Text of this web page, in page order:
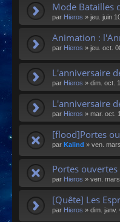
Mode Batailles
par Hieros » jeu. juin
Animation :
par Hieros » jeu. oct.
L'anniversaire
par Hieros » dim. oct.
L'anniversaire
par Hieros » mar. oct.
[flood]Portes
par Kalind » ven.
Portes ouvertes
par Hieros » ven.
[Quête] Les
par Hieros » dim. janv.